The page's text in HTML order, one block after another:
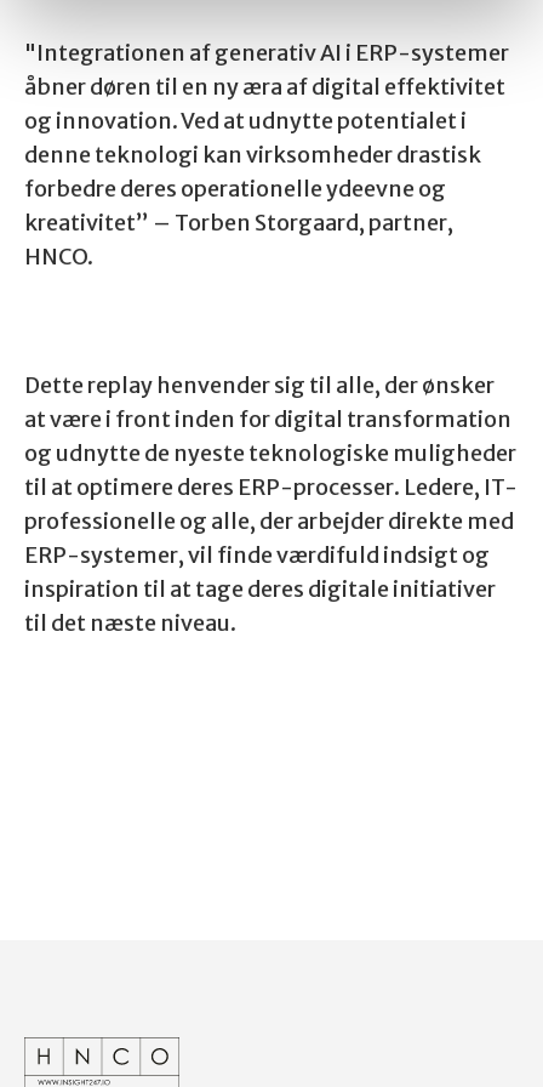
"Integrationen af generativ AI i ERP-systemer
åbner døren til en ny æra af digital effektivitet
og innovation. Ved at udnytte potentialet i
denne teknologi kan virksomheder drastisk
forbedre deres operationelle ydeevne og
kreativitet” – Torben Storgaard, partner,
HNCO.
Dette replay henvender sig til alle, der ønsker
at være i front inden for digital transformation
og udnytte de nyeste teknologiske muligheder
til at optimere deres ERP-processer. Ledere, IT-
professionelle og alle, der arbejder direkte med
ERP-systemer, vil finde værdifuld indsigt og
inspiration til at tage deres digitale initiativer
til det næste niveau.